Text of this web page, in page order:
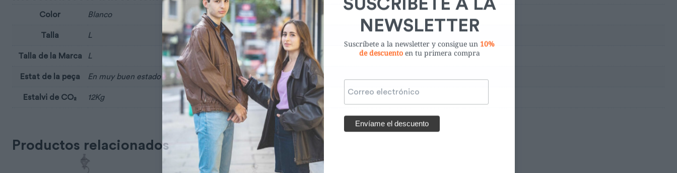
Color Blanco
Talla L
Talla de la Marca L
Estat de la peça En muy buen estado
Estalvi de CO₂ 12Kg
Productos relacionados
Suscríbete a la newsletter y consigue un10%
de descuentoen tu primera compra